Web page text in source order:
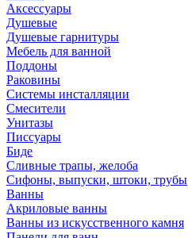
Аксессуары
Душевые
Душевые гарнитуры
Мебель для ванной
Поддоны
Раковины
Системы инсталляции
Смесители
Унитазы
Писсуары
Биде
Сливные трапы, желоба
Сифоны, выпуски, штоки, трубы
Ванны
Акриловые ванны
Ванны из искусственного камня